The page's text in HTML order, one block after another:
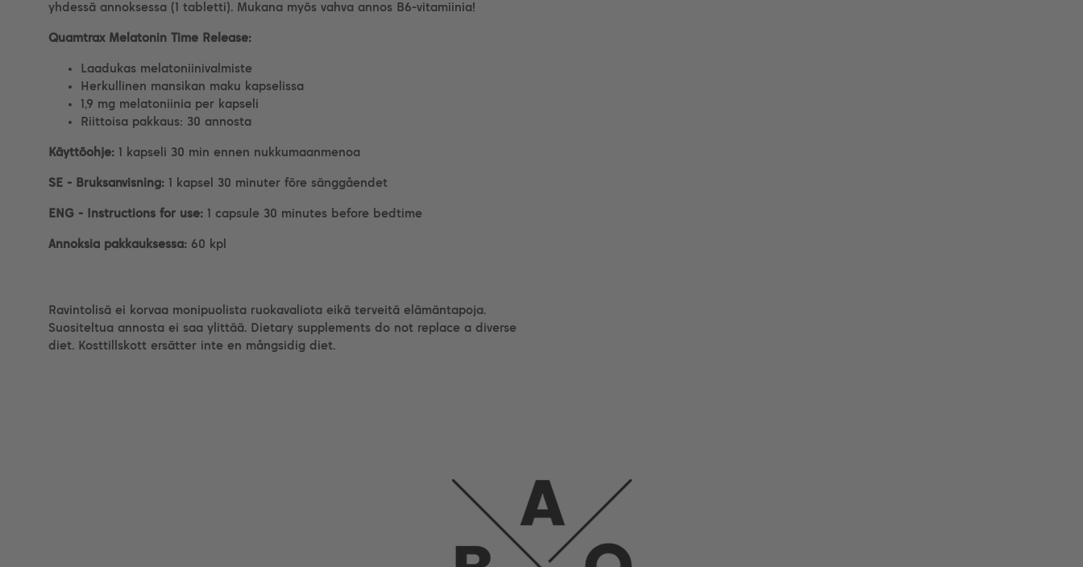
yhdessä annoksessa (1 tabletti). Mukana myös vahva annos B6-vitamiinia!
Quamtrax Melatonin Time Release:
Laadukas melatoniinivalmiste
Herkullinen mansikan maku kapselissa
1,9 mg melatoniinia per kapseli
Riittoisa pakkaus: 30 annosta
Käyttöohje: 1 kapseli 30 min ennen nukkumaanmenoa
SE - Bruksanvisning: 1 kapsel 30 minuter före sänggåendet
ENG - Instructions for use: 1 capsule 30 minutes before bedtime
Annoksia pakkauksessa: 60 kpl
Ravintolisä ei korvaa monipuolista ruokavaliota eikä terveitä elämäntapoja.
Suositeltua annosta ei saa ylittää. Dietary supplements do not replace a diverse
diet. Kosttillskott ersätter inte en mångsidig diet.